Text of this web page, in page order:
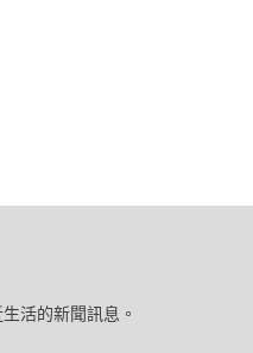
活的新聞訊息。